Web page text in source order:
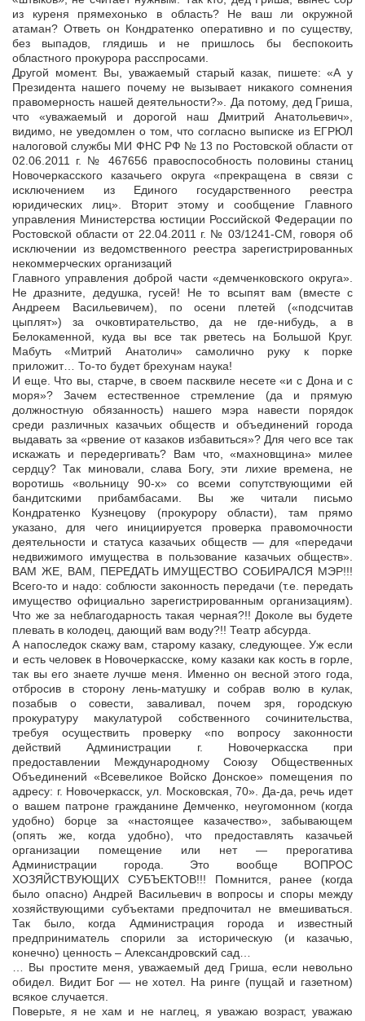
из куреня прямехонько в область? Не ваш ли окружной
атаман? Ответь он Кондратенко оперативно и по существу,
без выпадов, глядишь и не пришлось бы беспокоить
областного прокурора расспросами.
Другой момент. Вы, уважаемый старый казак, пишете: «А у
Президента нашего почему не вызывает никакого сомнения
правомерность нашей деятельности?». Да потому, дед Гриша,
что «уважаемый и дорогой наш Дмитрий Анатольевич»,
видимо, не уведомлен о том, что согласно выписке из ЕГРЮЛ
налоговой службы МИ ФНС РФ № 13 по Ростовской области от
02.06.2011 г. № 467656 правоспособность половины станиц
Новочеркасского казачьего округа «прекращена в связи с
исключением из Единого государственного реестра
юридических лиц». Вторит этому и сообщение Главного
управления Министерства юстиции Российской Федерации по
Ростовской области от 22.04.2011 г. № 03/1241-СМ, говоря об
исключении из ведомственного реестра зарегистрированных
некоммерческих организаций
Главного управления доброй части «демченковского округа».
Не дразните, дедушка, гусей! Не то всыпят вам (вместе с
Андреем Васильевичем), по осени плетей («подсчитав
цыплят») за очковтирательство, да не где-нибудь, а в
Белокаменной, куда вы все так рветесь на Большой Круг.
Мабуть «Митрий Анатолич» самолично руку к порке
приложит… То-то будет брехунам наука!
И еще. Что вы, старче, в своем пасквиле несете «и с Дона и с
моря»? Зачем естественное стремление (да и прямую
должностную обязанность) нашего мэра навести порядок
среди различных казачьих обществ и объединений города
выдавать за «рвение от казаков избавиться»? Для чего все так
искажать и передергивать? Вам что, «махновщина» милее
сердцу? Так миновали, слава Богу, эти лихие времена, не
воротишь «вольницу 90-х» со всеми сопутствующими ей
бандитскими прибамбасами. Вы же читали письмо
Кондратенко Кузнецову (прокурору области), там прямо
указано, для чего инициируется проверка правомочности
деятельности и статуса казачьих обществ — для «передачи
недвижимого имущества в пользование казачьих обществ».
ВАМ ЖЕ, ВАМ, ПЕРЕДАТЬ ИМУЩЕСТВО СОБИРАЛСЯ МЭР!!!
Всего-то и надо: соблюсти законность передачи (т.е. передать
имущество официально зарегистрированным организациям).
Что же за неблагодарность такая черная?!! Доколе вы будете
плевать в колодец, дающий вам воду?!! Театр абсурда.
А напоследок скажу вам, старому казаку, следующее. Уж если
и есть человек в Новочеркасске, кому казаки как кость в горле,
так вы его знаете лучше меня. Именно он весной этого года,
отбросив в сторону лень-матушку и собрав волю в кулак,
позабыв о совести, заваливал, почем зря, городскую
прокуратуру макулатурой собственного сочинительства,
требуя осуществить проверку «по вопросу законности
действий Администрации г. Новочеркасска при
предоставлении Международному Союзу Общественных
Объединений «Всевеликое Войско Донское» помещения по
адресу: г. Новочеркасск, ул. Московская, 70». Да-да, речь идет
о вашем патроне гражданине Демченко, неугомонном (когда
удобно) борце за «настоящее казачество», забывающем
(опять же, когда удобно), что предоставлять казачьей
организации помещение или нет — прерогатива
Администрации города. Это вообще ВОПРОС
ХОЗЯЙСТВУЮЩИХ СУБЪЕКТОВ!!! Помнится, ранее (когда
было опасно) Андрей Васильевич в вопросы и споры между
хозяйствующими субъектами предпочитал не вмешиваться.
Так было, когда Администрация города и известный
предприниматель спорили за историческую (и казачью,
конечно) ценность – Александровский сад…
… Вы простите меня, уважаемый дед Гриша, если невольно
обидел. Видит Бог — не хотел. На ринге (пущай и газетном)
всякое случается.
Поверьте, я не хам и не наглец, я уважаю возраст, уважаю